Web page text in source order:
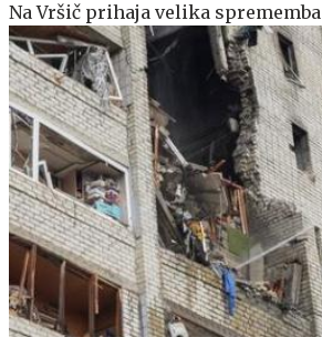
Na Vršič prihaja velika sprememba